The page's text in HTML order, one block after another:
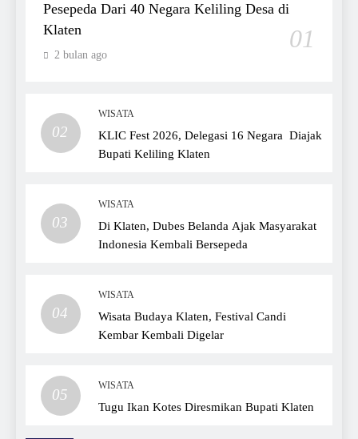
Pesepeda Dari 40 Negara Keliling Desa di
Klaten
01
2 bulan ago
02
WISATA
KLIC Fest 2026, Delegasi 16 Negara Diajak
Bupati Keliling Klaten
03
WISATA
Di Klaten, Dubes Belanda Ajak Masyarakat
Indonesia Kembali Bersepeda
04
WISATA
Wisata Budaya Klaten, Festival Candi
Kembar Kembali Digelar
05
WISATA
Tugu Ikan Kotes Diresmikan Bupati Klaten